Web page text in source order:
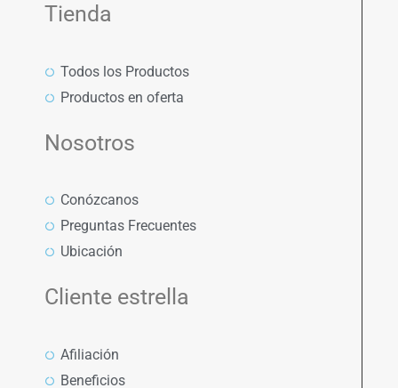
Tienda
Todos los Productos
Productos en oferta
Nosotros
Conózcanos
Preguntas Frecuentes
Ubicación
Cliente estrella
Afiliación
Beneficios